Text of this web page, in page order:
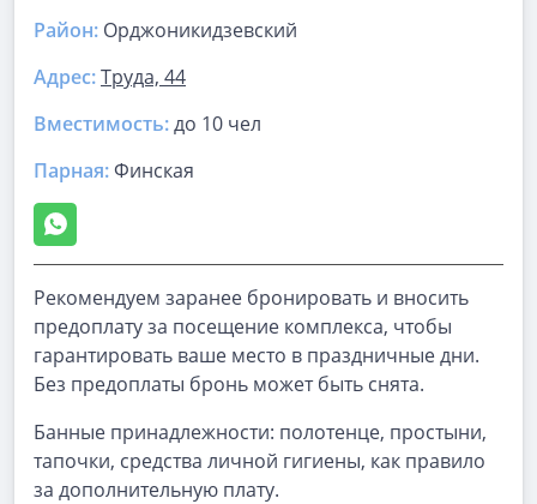
Район: Орджоникидзевский
Адрес:Труда, 44
Вместимость:до 10 чел
Парная:Финская
Рекомендуем заранее бронировать и вносить
предоплату за посещение комплекса, чтобы
гарантировать ваше место в праздничные дни.
Без предоплаты бронь может быть снята.
Банные принадлежности: полотенце, простыни,
тапочки, средства личной гигиены, как правило
за дополнительную плату.